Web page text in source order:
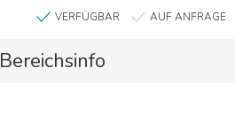
VERFÜGBAR AUF ANFRAGE
Bereichsinfo